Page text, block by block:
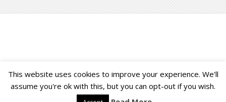
Buzz Ultra Copyright © 2026. Back to Top ↑
This website uses cookies to improve your experience. We'll
assume you're ok with this, but you can opt-out if you wish.